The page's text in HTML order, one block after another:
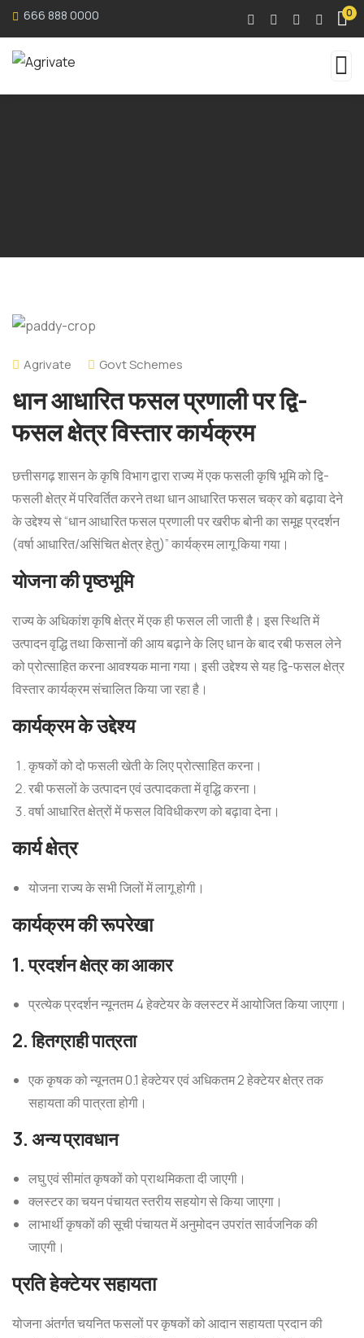
666 888 0000 0
Agrivate Govt Schemes
धान आधारित फसल प्रणाली पर द्वि-
फसल क्षेत्र विस्तार कार्यक्रम
छत्तीसगढ़ शासन के कृषि विभाग द्वारा राज्य में एक फसली कृषि भूमि को द्वि-
फसली क्षेत्र में परिवर्तित करने तथा धान आधारित फसल चक्र को बढ़ावा देने
के उद्देश्य से “धान आधारित फसल प्रणाली पर खरीफ बोनी का समूह प्रदर्शन
(वर्षा आधारित/असिंचित क्षेत्र हेतु)” कार्यक्रम लागू किया गया।
योजना की पृष्ठभूमि
राज्य के अधिकांश कृषि क्षेत्र में एक ही फसल ली जाती है। इस स्थिति में
उत्पादन वृद्धि तथा किसानों की आय बढ़ाने के लिए धान के बाद रबी फसल लेने
को प्रोत्साहित करना आवश्यक माना गया। इसी उद्देश्य से यह द्वि-फसल क्षेत्र
विस्तार कार्यक्रम संचालित किया जा रहा है।
कार्यक्रम के उद्देश्य
कृषकों को दो फसली खेती के लिए प्रोत्साहित करना।
रबी फसलों के उत्पादन एवं उत्पादकता में वृद्धि करना।
वर्षा आधारित क्षेत्रों में फसल विविधीकरण को बढ़ावा देना।
कार्य क्षेत्र
योजना राज्य के सभी जिलों में लागू होगी।
कार्यक्रम की रूपरेखा
1. प्रदर्शन क्षेत्र का आकार
प्रत्येक प्रदर्शन न्यूनतम 4 हेक्टेयर के क्लस्टर में आयोजित किया जाएगा।
2. हितग्राही पात्रता
एक कृषक को न्यूनतम 0.1 हेक्टेयर एवं अधिकतम 2 हेक्टेयर क्षेत्र तक
सहायता की पात्रता होगी।
3. अन्य प्रावधान
लघु एवं सीमांत कृषकों को प्राथमिकता दी जाएगी।
क्लस्टर का चयन पंचायत स्तरीय सहयोग से किया जाएगा।
लाभार्थी कृषकों की सूची पंचायत में अनुमोदन उपरांत सार्वजनिक की
जाएगी।
प्रति हेक्टेयर सहायता
योजना अंतर्गत चयनित फसलों पर कृषकों को आदान सहायता प्रदान की